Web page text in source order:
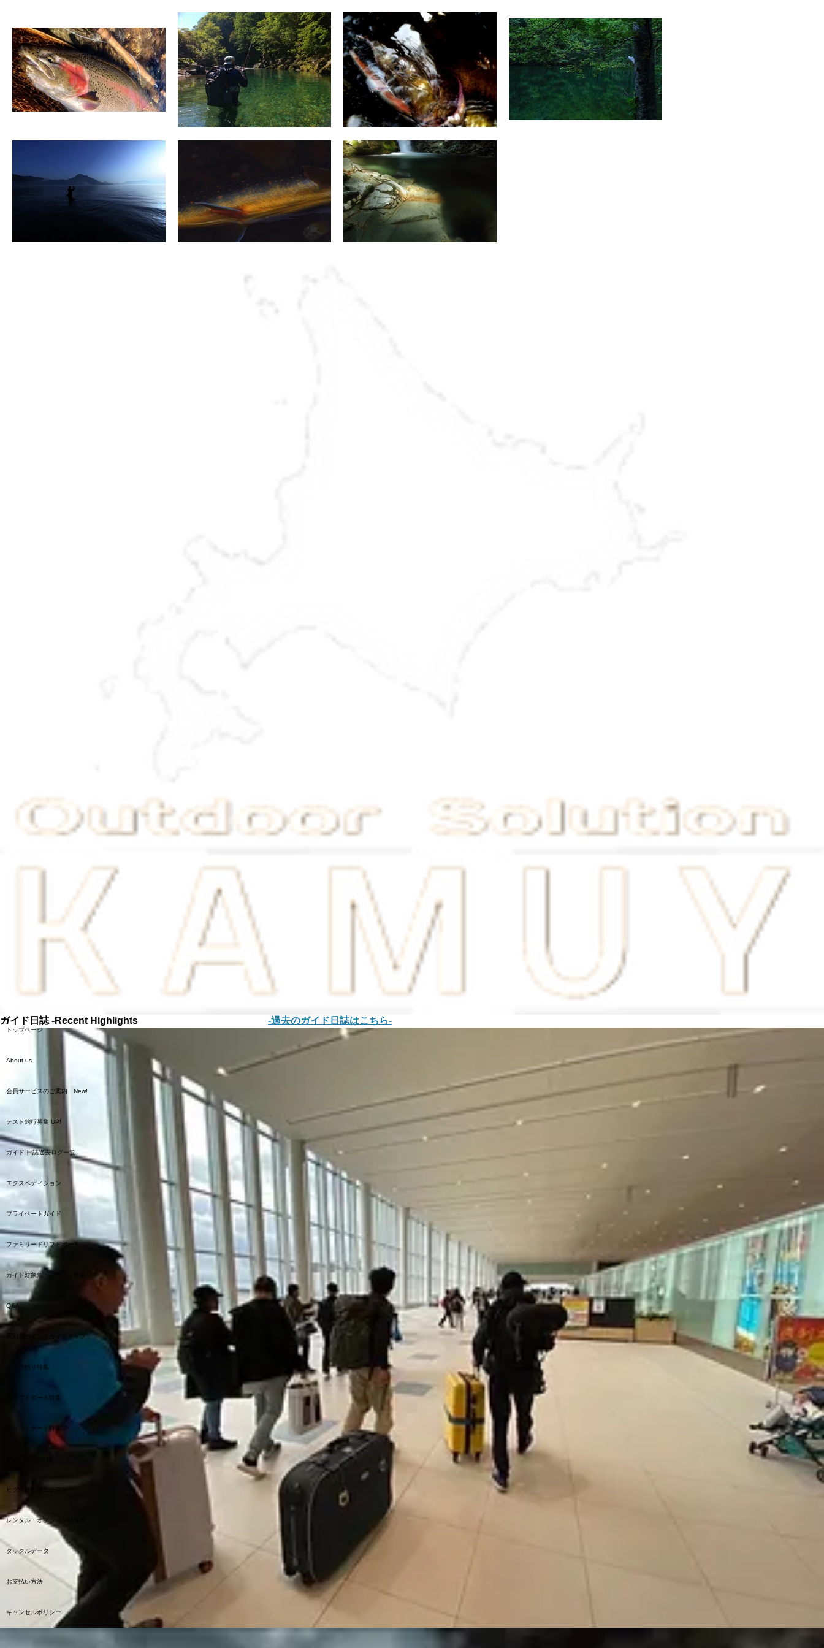
ガイド日誌 -Recent Highlights -過去のガイド日誌はこちら-
トップページ
About us
会員サービスのご案内 New!
テスト釣行募集 UP!
ガイド 日誌過去ログ一覧
エクスペディション
プライベートガイド
ファミリードリフトボート
ガイド対象魚・シーズン検索
Q&A
尻別川ポイントガイドマップ
イトウ釣り特集
ドリフトボート特集
ドリフトボート特集２
ヒグマ対処マニュアル
レンタル・オプション料金表
タックルデータ
お支払い方法
キャンセルポリシー